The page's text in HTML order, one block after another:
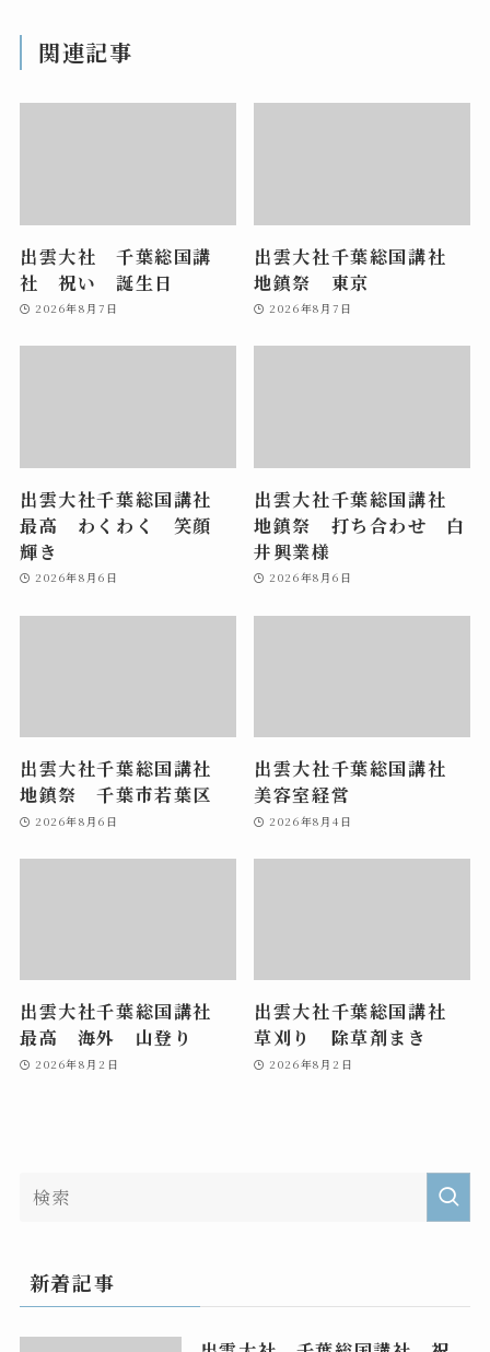
関連記事
出雲大社 千葉総国講
社 祝い 誕生日
2026年8月7日
出雲大社千葉総国講社
地鎮祭 東京
2026年8月7日
出雲大社千葉総国講社
最高 わくわく 笑顔
輝き
2026年8月6日
出雲大社千葉総国講社
地鎮祭 打ち合わせ 白
井興業様
2026年8月6日
出雲大社千葉総国講社
地鎮祭 千葉市若葉区
2026年8月6日
出雲大社千葉総国講社
美容室経営
2026年8月4日
出雲大社千葉総国講社
最高 海外 山登り
2026年8月2日
出雲大社千葉総国講社
草刈り 除草剤まき
2026年8月2日
新着記事